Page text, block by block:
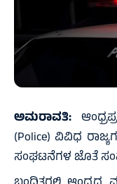
ಅಮರಾವತಿ:
(Police) ವಿವಿಧ
ಸಂಘಟನೆಗಳ ಜೊತೆ